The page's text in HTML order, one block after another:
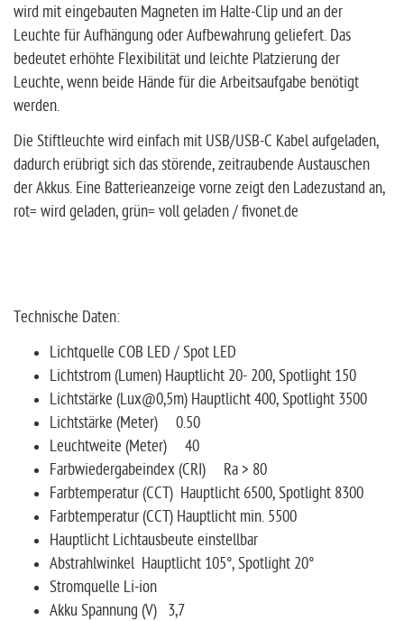
wird mit eingebauten Magneten im Halte-Clip und an der
Leuchte für Aufhängung oder Aufbewahrung geliefert. Das
bedeutet erhöhte Flexibilität und leichte Platzierung der
Leuchte, wenn beide Hände für die Arbeitsaufgabe benötigt
werden.
Die Stiftleuchte wird einfach mit USB/USB-C Kabel aufgeladen,
dadurch erübrigt sich das störende, zeitraubende Austauschen
der Akkus. Eine Batterieanzeige vorne zeigt den Ladezustand an,
rot= wird geladen, grün= voll geladen / fivonet.de
Technische Daten:
Lichtquelle COB LED / Spot LED
Lichtstrom (Lumen) Hauptlicht 20- 200, Spotlight 150
Lichtstärke (Lux@0,5m) Hauptlicht 400, Spotlight 3500
Lichtstärke (Meter) 0.50
Leuchtweite (Meter) 40
Farbwiedergabeindex (CRI) Ra > 80
Farbtemperatur (CCT) Hauptlicht 6500, Spotlight 8300
Farbtemperatur (CCT) Hauptlicht min. 5500
Hauptlicht Lichtausbeute einstellbar
Abstrahlwinkel Hauptlicht 105°, Spotlight 20°
Stromquelle Li-ion
Akku Spannung (V) 3,7